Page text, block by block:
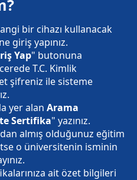
bir cihazı kullanacak
giriş yapınız.
Yap" butonuna
T.C. Kimlik
şifreniz ile sisteme
yer alan Arama
Sertifika" yazınız.
almış olduğunuz eğitim
o üniversitenin isminin
ait özet bilgileri